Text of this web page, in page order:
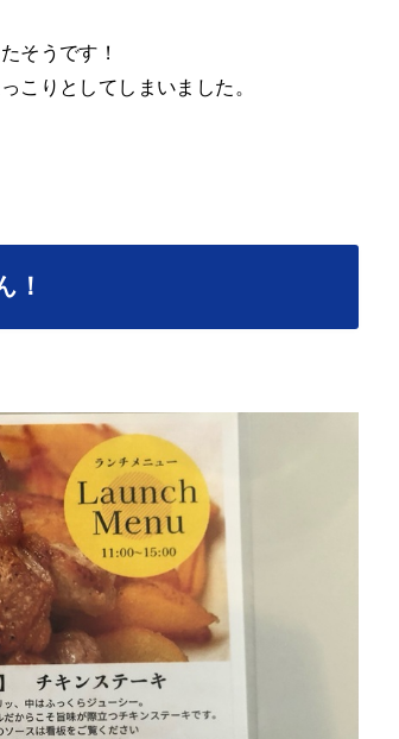
そうです！
こりとしてしまいました。
！